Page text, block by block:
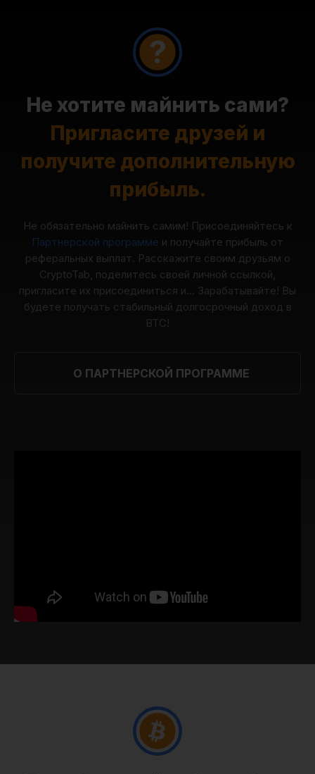
Не хотите майнить сами?
Пригласите друзей и
получите дополнительную
прибыль.
Не обязательно майнить самим! Присоединяйтесь к
Партнерской программе и получайте прибыль от
реферальных выплат. Расскажите своим друзьям о
CryptoTab, поделитесь своей личной ссылкой,
пригласите их присоединиться и... Зарабатывайте! Вы
будете получать стабильный долгосрочный доход в
BTC!
О ПАРТНЕРСКОЙ ПРОГРАММЕ